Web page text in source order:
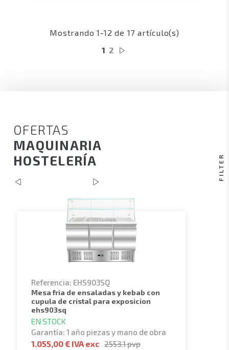
Mostrando 1-12 de 17 artículo(s)
1 2
OFERTAS
MAQUINARIA
HOSTELERÍA
Referencia: EHS903SQ
mesa fria de ensaladas y kebab con
cupula de cristal para exposicion
ehs903sq
EN STOCK
Garantía: 1 año piezas y mano de obra
1.055,00 € IVA exc 2553.1pvp
FILTER